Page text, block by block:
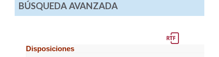
BÚSQUEDA AVANZADA
Disposiciones